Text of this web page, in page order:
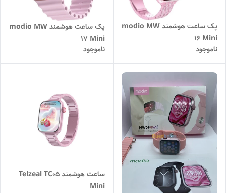
پک ساعت هوشمند modio MW
16 Mini
ناموجود
پک ساعت هوشمند modio MW
17 Mini
ناموجود
ساعت هوشمند Telzeal TC05
Mini